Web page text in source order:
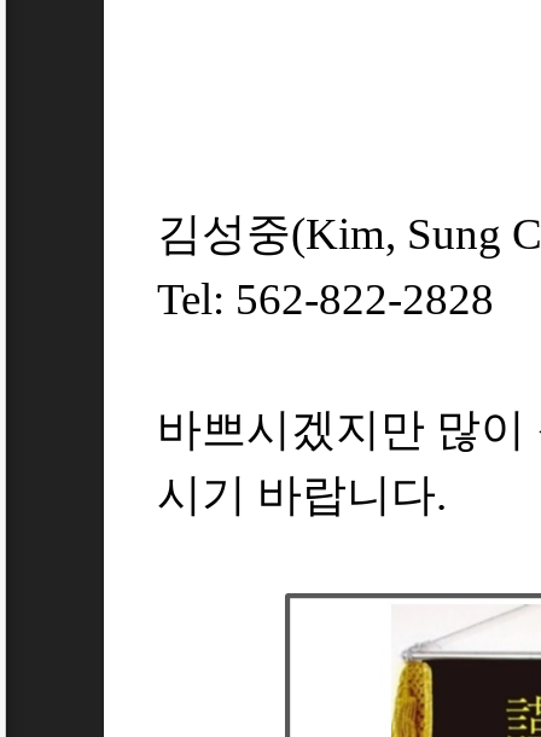
김성중(Kim, Sung
Tel: 562-822-2828
바쁘시겠지만 많
시기 바랍니다.